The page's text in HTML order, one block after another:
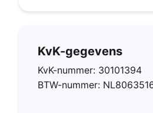
KvK-gegevens
KvK-nummer: 30101394
BTW-nummer: